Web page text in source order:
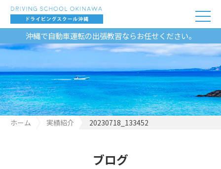
沖縄で自動車運転の出張教習ならお任せください。
ホーム 実績紹介 20230718_133452
ブログ